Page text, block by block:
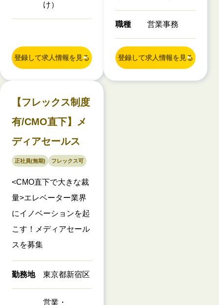
け）
登録して求人情報を見る
職種 営業事務
登録して求人情報を見る
【フレックス制度
有/CMO直下】メ
ディアセールス
正社員(無期) フレックス可
<CMO直下で大きな裁
量>エレベーター業界
にイノベーションを起
こす！メディアセール
スを募集
勤務地 東京都新宿区
営業・